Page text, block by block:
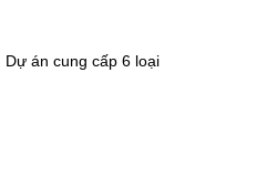
án cung cấp 6 loại